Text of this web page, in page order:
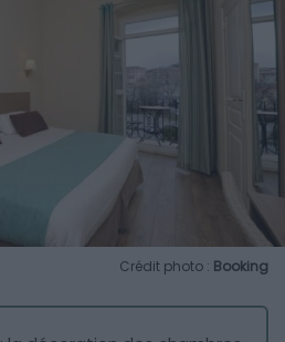
Crédit photo : Booking